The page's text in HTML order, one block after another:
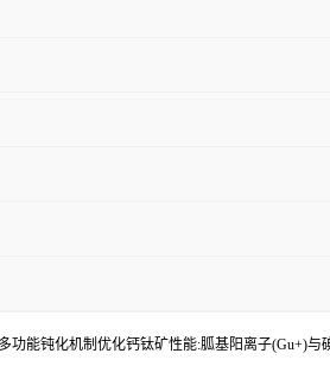
能钝化机制优化钙钛矿性能:胍基阳离子(Gu+)